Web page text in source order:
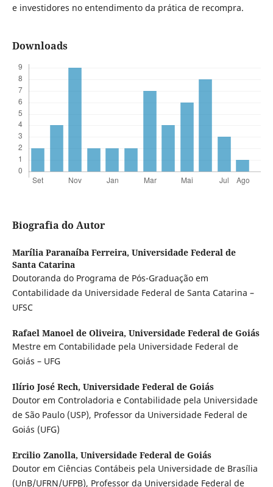
e investidores no entendimento da prática de recompra.
Downloads
Biografia do Autor
Marília Paranaíba Ferreira, Universidade Federal de
Santa Catarina
Doutoranda do Programa de Pós-Graduação em
Contabilidade da Universidade Federal de Santa Catarina –
UFSC
Rafael Manoel de Oliveira, Universidade Federal de Goiás
Mestre em Contabilidade pela Universidade Federal de
Goiás – UFG
Ilírio José Rech, Universidade Federal de Goiás
Doutor em Controladoria e Contabilidade pela Universidade
de São Paulo (USP), Professor da Universidade Federal de
Goiás (UFG)
Ercilio Zanolla, Universidade Federal de Goiás
Doutor em Ciências Contábeis pela Universidade de Brasília
(UnB/UFRN/UFPB), Professor da Universidade Federal de